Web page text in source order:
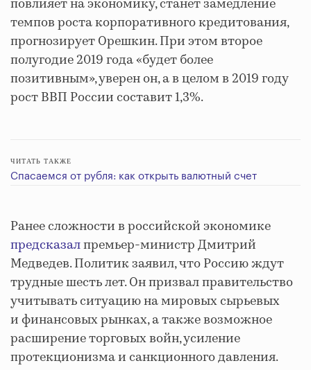
повлияет на экономику, станет замедление
темпов роста корпоративного кредитования,
прогнозирует Орешкин. При этом второе
полугодие 2019 года «будет более
позитивным», уверен он, а в целом в 2019 году
рост ВВП России составит 1,3%.
ЧИТАТЬ ТАКЖЕ
Спасаемся от рубля: как открыть валютный счет
Ранее сложности в российской экономике
предсказалпремьер-министр Дмитрий
Медведев. Политик заявил, что Россию ждут
трудные шесть лет. Он призвал правительство
учитывать ситуацию на мировых сырьевых
и финансовых рынках, а также возможное
расширение торговых войн, усиление
протекционизма и санкционного давления.